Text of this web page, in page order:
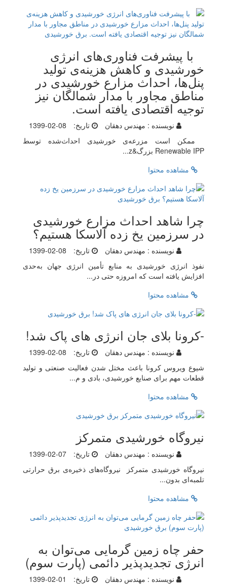
با پیشرفت فناوری‌های انرژی
خورشیدی و کاهش هزینه‌‌ی تولید
پنل‌‌ها، احداث مزارع خورشیدی در
مناطق مجاور با مدار شمالگان نیز
توجیه اقتصادی یافته است.
نویسنده : مهندس دهقان تاریخ:
1399-02-08
ممکن است مزرعه‌‌ی خورشیدی احداث‌‌شده توسط
Renewable IPP بزرگ&z...
مشاهده محتوا
چرا شاهد احداث مزارع خورشیدی
در سرزمین یخ زده آلاسکا هستیم؟
نویسنده : مهندس دهقان تاریخ:
1399-02-08
نفوذ انرژی خورشیدی به منابع تأمین انرژی جهان به‌حدی
افزایش یافته است که امروزه حتی در...
مشاهده محتوا
-کرونا بلای جان انرژی های پاک شد!
نویسنده : مهندس دهقان تاریخ:
1399-02-08
شیوع ویروس کرونا باعث مختل شدن فعالیت صنعتی و تولید
قطعات مهم برای صنایع خورشیدی، بادی و م...
مشاهده محتوا
نیروگاه خورشیدی متمرکز
نویسنده : مهندس دهقان تاریخ:
1399-02-07
نیروگاه خورشیدی متمرکز نیروگاه‌های ذخیره‌ی برق حرارتی
تلمبه‌ای بدون...
مشاهده محتوا
حفر چاه زمین گرمایی می‌توان به
انرژی تجدیدپذیر دائمی (پارت سوم)
نویسنده : مهندس دهقان تاریخ:
1399-02-01